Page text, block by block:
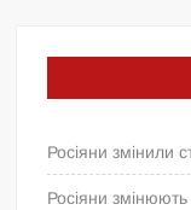
Росіяни змінили
Росіяни